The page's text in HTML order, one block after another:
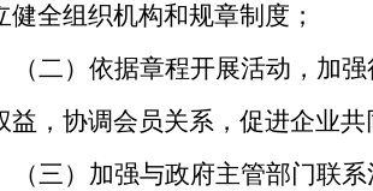
健全组织机构和规章制度；
（二）依据章程开展活动，加
益，协调会员关系，促进企业共
（三）加强与政府主管部门联